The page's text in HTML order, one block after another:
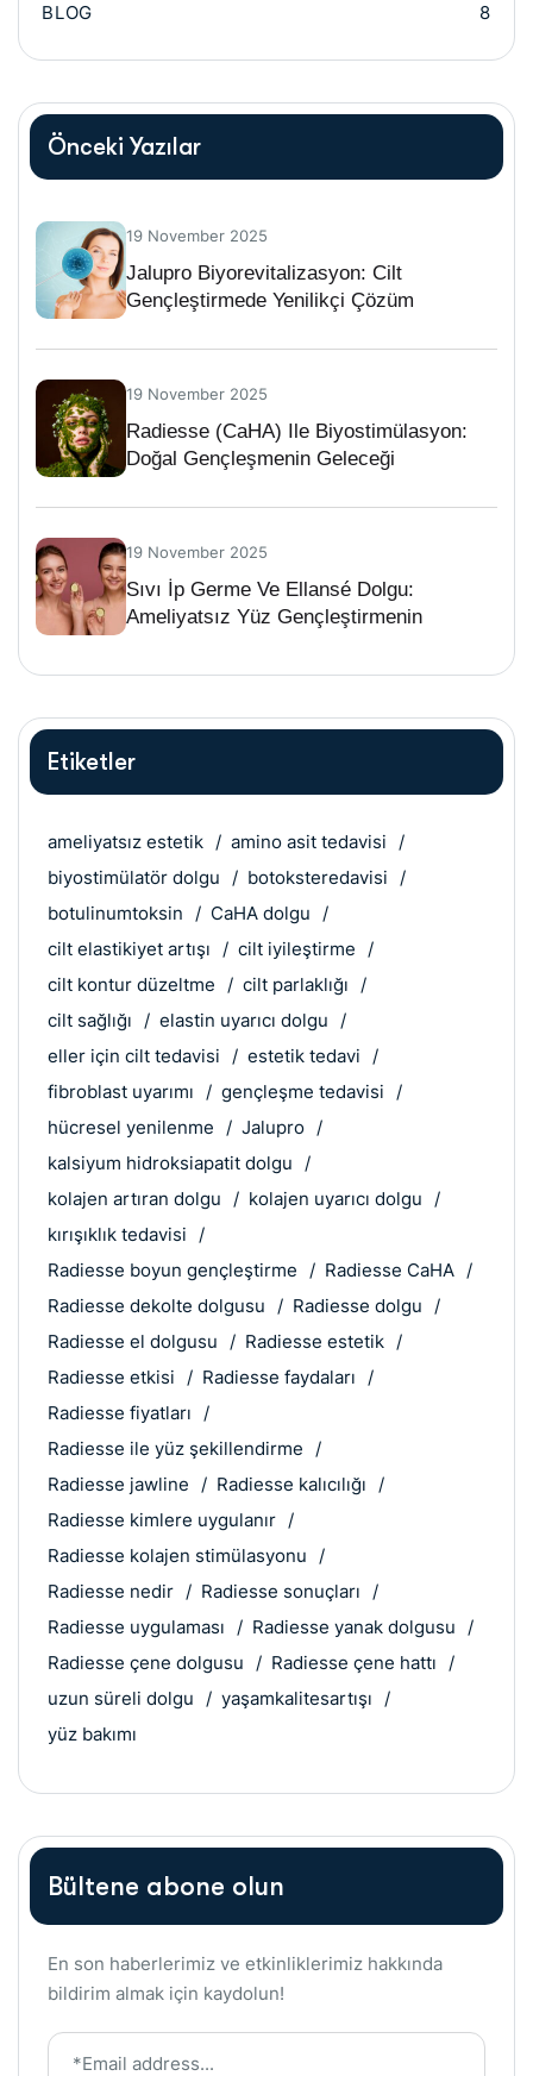
BLOG 8
Önceki Yazılar
19 November 2025
Jalupro Biyorevitalizasyon: Cilt
Gençleştirmede Yenilikçi Çözüm
19 November 2025
Radiesse (CaHA) Ile Biyostimülasyon:
Doğal Gençleşmenin Geleceği
19 November 2025
Sıvı İp Germe Ve Ellansé Dolgu:
Ameliyatsız Yüz Gençleştirmenin
Etiketler
ameliyatsız estetik
amino asit tedavisi
biyostimülatör dolgu
botoksteredavisi
botulinumtoksin
CaHA dolgu
cilt elastikiyet artışı
cilt iyileştirme
cilt kontur düzeltme
cilt parlaklığı
cilt sağlığı
elastin uyarıcı dolgu
eller için cilt tedavisi
estetik tedavi
fibroblast uyarımı
gençleşme tedavisi
hücresel yenilenme
Jalupro
kalsiyum hidroksiapatit dolgu
kolajen artıran dolgu
kolajen uyarıcı dolgu
kırışıklık tedavisi
Radiesse boyun gençleştirme
Radiesse CaHA
Radiesse dekolte dolgusu
Radiesse dolgu
Radiesse el dolgusu
Radiesse estetik
Radiesse etkisi
Radiesse faydaları
Radiesse fiyatları
Radiesse ile yüz şekillendirme
Radiesse jawline
Radiesse kalıcılığı
Radiesse kimlere uygulanır
Radiesse kolajen stimülasyonu
Radiesse nedir
Radiesse sonuçları
Radiesse uygulaması
Radiesse yanak dolgusu
Radiesse çene dolgusu
Radiesse çene hattı
uzun süreli dolgu
yaşamkalitesartışı
yüz bakımı
Bültene abone olun
En son haberlerimiz ve etkinliklerimiz hakkında
bildirim almak için kaydolun!